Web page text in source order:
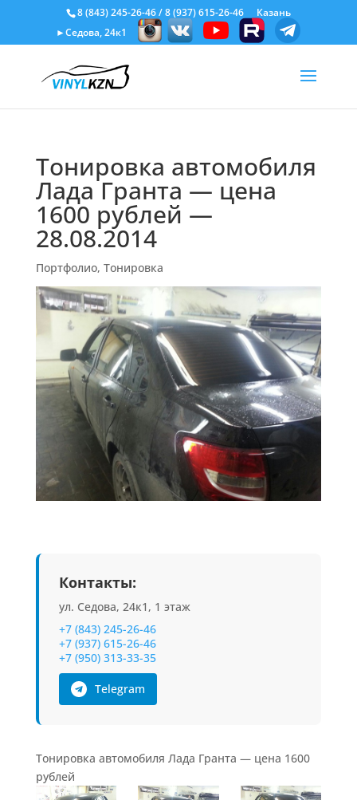
8 (843) 245-26-46/8 (937) 615-26-46
Казань
►Седова, 24к1
Тонировка автомобиля
Лада Гранта — цена
1600 рублей —
28.08.2014
Портфолио, Тонировка
Контакты:
ул. Седова, 24к1, 1 этаж
+7 (843) 245-26-46
+7 (937) 615-26-46
+7 (950) 313-33-35
Telegram
Тонировка автомобиля Лада Гранта — цена 1600
рублей